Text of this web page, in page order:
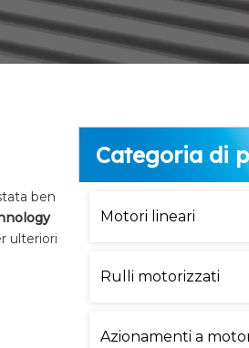
ben
ulteriori
Categoria di
Motori lineari
Rulli motorizzati
Azionamenti a